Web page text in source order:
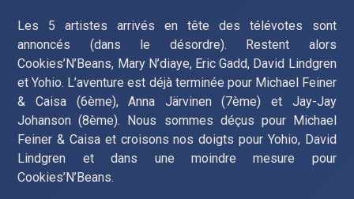
Les 5 artistes arrivés en tête des télévotes sont
annoncés (dans le désordre). Restent alors
Cookies’N’Beans, Mary N’diaye, Eric Gadd, David Lindgren
et Yohio. L’aventure est déjà terminée pour Michael Feiner
& Caisa (6ème), Anna Järvinen (7ème) et Jay-Jay
Johanson (8ème). Nous sommes déçus pour Michael
Feiner & Caisa et croisons nos doigts pour Yohio, David
Lindgren et dans une moindre mesure pour
Cookies’N’Beans.